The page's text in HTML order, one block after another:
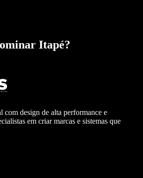
Itapé?
com design de alta performance e
em criar marcas e sistemas que